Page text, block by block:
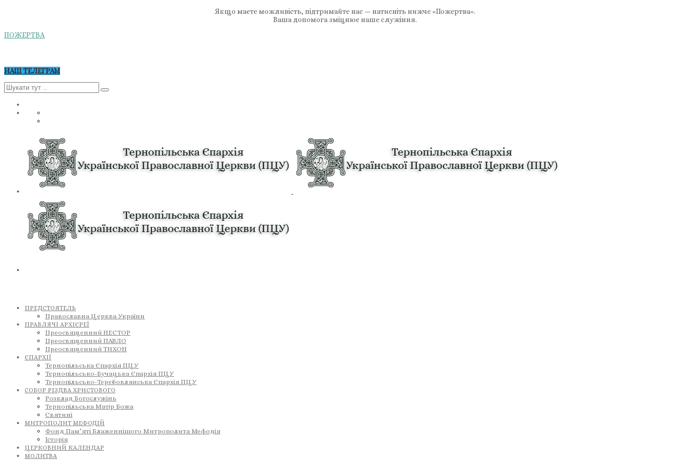
Якщо маєте можливість, підтримайте нас — натисніть нижче «Пожертва».
Ваша допомога зміцнює наше служіння.
ПОЖЕРТВА
НАШ ТЕЛЕГРАМ
ПРЕДСТОЯТЕЛЬ
Православна Церква України
ПРАВЛЯЧІ АРХІЄРЕЇ
Преосвященний НЕСТОР
Преосвященний ПАВЛО
Преосвященний ТИХОН
ЄПАРХІЇ
Тернопільська Єпархія ПЦУ
Тернопільсько-Бучацька Єпархія ПЦУ
Тернопільсько-Теребовлянська Єпархія ПЦУ
СОБОР РІЗДВА ХРИСТОВОГО
Розклад Богослужінь
Тернопільська Матір Божа
Святині
МИТРОПОЛИТ МЕФОДІЙ
Фонд Пам’яті Блаженнішого Митрополита Мефодія
Історія
ЦЕРКОВНИЙ КАЛЕНДАР
МОЛИТВА